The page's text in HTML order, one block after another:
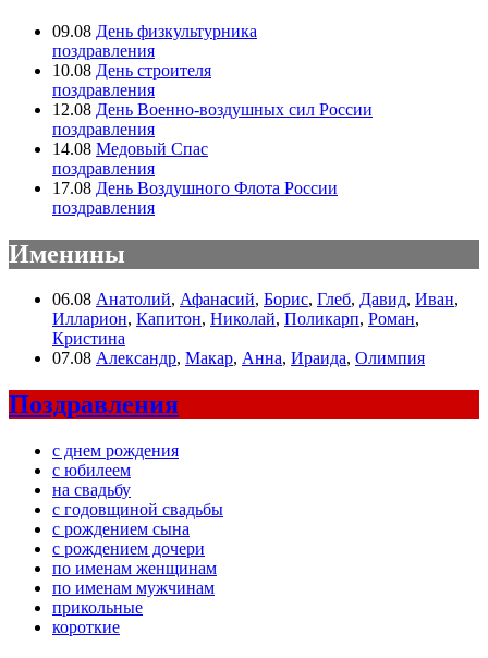
09.08 День физкультурника
поздравления
10.08 День строителя
поздравления
12.08 День Военно-воздушных сил России
поздравления
14.08 Медовый Спас
поздравления
17.08 День Воздушного Флота России
поздравления
Именины
06.08 Анатолий, Афанасий, Борис, Глеб, Давид, Иван,
Илларион, Капитон, Николай, Поликарп, Роман,
Кристина
07.08 Александр, Макар, Анна, Ираида, Олимпия
Поздравления
с днем рождения
с юбилеем
на свадьбу
с годовщиной свадьбы
с рождением сына
с рождением дочери
по именам женщинам
по именам мужчинам
прикольные
короткие